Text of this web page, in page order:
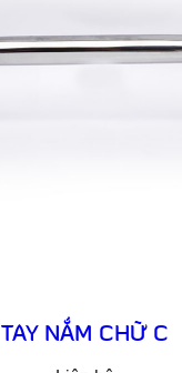
TAY NẮM CHỮ C